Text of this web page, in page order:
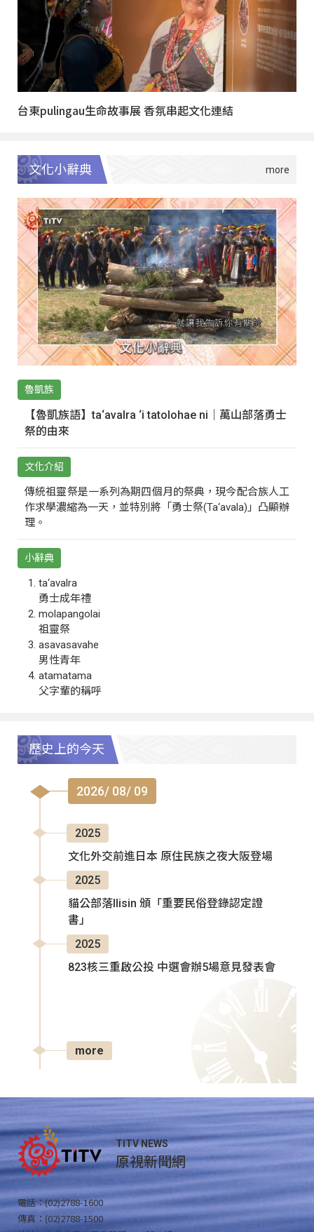
台東pulingau生命故事展 香氛串起文化連結
文化小辭典
魯凱族
【魯凱族語】ta‘avalra ‘i tatolohae ni｜萬山部落勇士
祭的由來
文化介紹
傳統祖靈祭是一系列為期四個月的祭典，現今配合族人工
作求學濃縮為一天，並特別將「勇士祭(Ta‘avala)」凸顯辦
理。
小辭典
ta‘avalra
勇士成年禮
molapangolai
祖靈祭
asavasavahe
男性青年
atamatama
父字輩的稱呼
歷史上的今天
2026/ 08/ 09
2025
文化外交前進日本 原住民族之夜大阪登場
2025
貓公部落Ilisin 頒「重要民俗登錄認定證
書」
2025
823核三重啟公投 中選會辦5場意見發表會
more
TITV NEWS
原視新聞網
電話：(02)2788-1600
傳真：(02)2788-1500